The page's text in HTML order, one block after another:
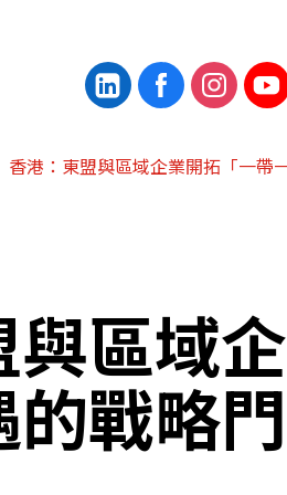
香港：東盟與區域企業開拓「一帶
區域
戰略